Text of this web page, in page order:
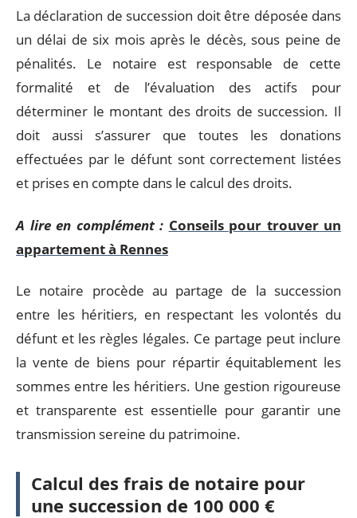
La déclaration de succession doit être déposée dans
un délai de six mois après le décès, sous peine de
pénalités. Le notaire est responsable de cette
formalité et de l’évaluation des actifs pour
déterminer le montant des droits de succession. Il
doit aussi s’assurer que toutes les donations
effectuées par le défunt sont correctement listées
et prises en compte dans le calcul des droits.
A lire en complément : Conseils pour trouver un
appartement à Rennes
Le notaire procède au partage de la succession
entre les héritiers, en respectant les volontés du
défunt et les règles légales. Ce partage peut inclure
la vente de biens pour répartir équitablement les
sommes entre les héritiers. Une gestion rigoureuse
et transparente est essentielle pour garantir une
transmission sereine du patrimoine.
Calcul des frais de notaire pour
une succession de 100 000 €